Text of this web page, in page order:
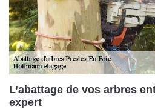
L’abattage de vos arbres
expert